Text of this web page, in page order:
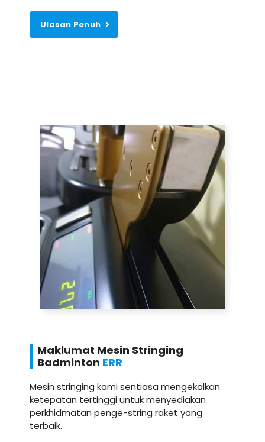
Ulasan Penuh
Maklumat Mesin Stringing
Badminton ERR
Mesin stringing kami sentiasa mengekalkan
ketepatan tertinggi untuk menyediakan
perkhidmatan penge-string raket yang
terbaik.